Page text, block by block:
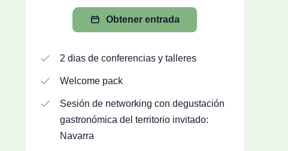
Obtener entrada
2 dias de conferencias y talleres
Welcome pack
Sesión de networking con degustación
gastronómica del territorio invitado:
Navarra